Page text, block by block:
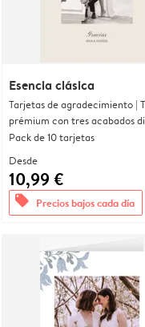
Esencia clásica
Tarjetas de agradecimiento |
prémium con tres acabados
Pack de 10 tarjetas
Desde
10,99 €
offers Precios bajos cada día